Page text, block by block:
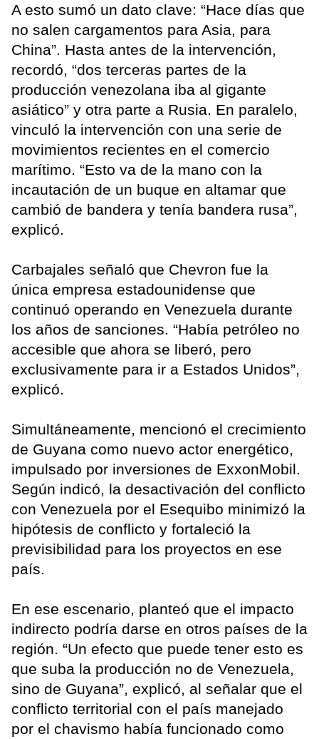
A esto sumó un dato clave: “Hace días que
no salen cargamentos para Asia, para
China”. Hasta antes de la intervención,
recordó, “dos terceras partes de la
producción venezolana iba al gigante
asiático” y otra parte a Rusia. En paralelo,
vinculó la intervención con una serie de
movimientos recientes en el comercio
marítimo. “Esto va de la mano con la
incautación de un buque en altamar que
cambió de bandera y tenía bandera rusa”,
explicó.
Carbajales señaló que Chevron fue la
única empresa estadounidense que
continuó operando en Venezuela durante
los años de sanciones. “Había petróleo no
accesible que ahora se liberó, pero
exclusivamente para ir a Estados Unidos”,
explicó.
Simultáneamente, mencionó el crecimiento
de Guyana como nuevo actor energético,
impulsado por inversiones de ExxonMobil.
Según indicó, la desactivación del conflicto
con Venezuela por el Esequibo minimizó la
hipótesis de conflicto y fortaleció la
previsibilidad para los proyectos en ese
país.
En ese escenario, planteó que el impacto
indirecto podría darse en otros países de la
región. “Un efecto que puede tener esto es
que suba la producción no de Venezuela,
sino de Guyana”, explicó, al señalar que el
conflicto territorial con el país manejado
por el chavismo había funcionado como